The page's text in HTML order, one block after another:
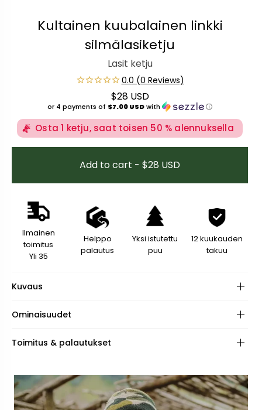
Kultainen kuubalainen linkki
silmälasiketju
Lasit ketju
Normaali hinta
$28 USD
or 4 payments of $7.00 USDwith ⓘ
Osta 1 ketju, saat toisen 50 % alennuksella
Add to cart - $28 USD
Ilmainen
toimitus
Yli 35
Helppo
palautus
Yksi istutettu
puu
12 kuukauden
takuu
Kuvaus
Ominaisuudet
Materiaali:
Pituus:
Toimitus & palautukset